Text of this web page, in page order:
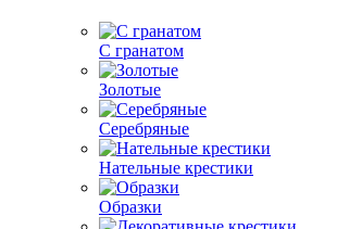
С гранатом
Золотые
Серебряные
Нательные крестики
Образки